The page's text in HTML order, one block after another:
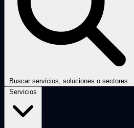
Buscar servicios, soluciones o sectores...
Servicios